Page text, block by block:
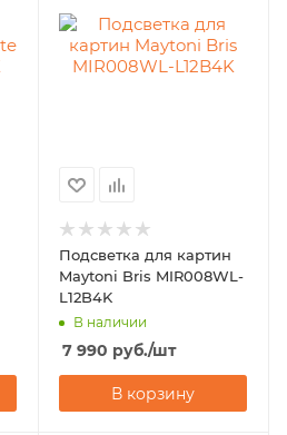
Подсветка для картин
Maytoni Bris MIR008WL-
L12B4K
В наличии
7 990 руб./шт
В корзину